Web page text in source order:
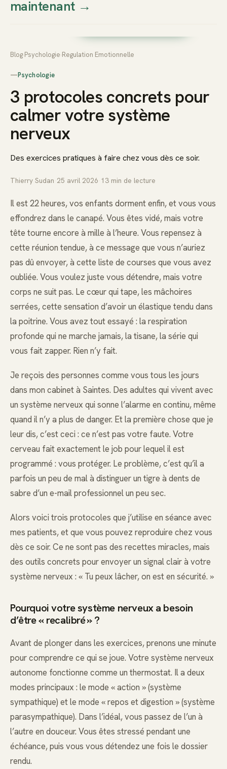
Thierry
Prendre rendez-vous dès
maintenant→
Blog Psychologie Regulation Emotionnelle
—Psychologie
3 protocoles concrets pour
calmer votre système
nerveux
Des exercices pratiques à faire chez vous dès ce soir.
Thierry Sudan 25 avril 2026 13 min de lecture
Il est 22 heures, vos enfants dorment enfin, et vous vous
effondrez dans le canapé. Vous êtes vidé, mais votre
tête tourne encore à mille à l’heure. Vous repensez à
cette réunion tendue, à ce message que vous n’auriez
pas dû envoyer, à cette liste de courses que vous avez
oubliée. Vous voulez juste vous détendre, mais votre
corps ne suit pas. Le cœur qui tape, les mâchoires
serrées, cette sensation d’avoir un élastique tendu dans
la poitrine. Vous avez tout essayé : la respiration
profonde qui ne marche jamais, la tisane, la série qui
vous fait zapper. Rien n’y fait.
Je reçois des personnes comme vous tous les jours
dans mon cabinet à Saintes. Des adultes qui vivent avec
un système nerveux qui sonne l’alarme en continu, même
quand il n’y a plus de danger. Et la première chose que je
leur dis, c’est ceci : ce n’est pas votre faute. Votre
cerveau fait exactement le job pour lequel il est
programmé : vous protéger. Le problème, c’est qu’il a
parfois un peu de mal à distinguer un tigre à dents de
sabre d’un e-mail professionnel un peu sec.
Alors voici trois protocoles que j’utilise en séance avec
mes patients, et que vous pouvez reproduire chez vous
dès ce soir. Ce ne sont pas des recettes miracles, mais
des outils concrets pour envoyer un signal clair à votre
système nerveux : « Tu peux lâcher, on est en sécurité. »
Pourquoi votre système nerveux a besoin
d’être « recalibré » ?
Avant de plonger dans les exercices, prenons une minute
pour comprendre ce qui se joue. Votre système nerveux
autonome fonctionne comme un thermostat. Il a deux
modes principaux : le mode « action » (système
sympathique) et le mode « repos et digestion » (système
parasympathique). Dans l’idéal, vous passez de l’un à
l’autre en douceur. Vous êtes stressé pendant une
échéance, puis vous vous détendez une fois le dossier
rendu.